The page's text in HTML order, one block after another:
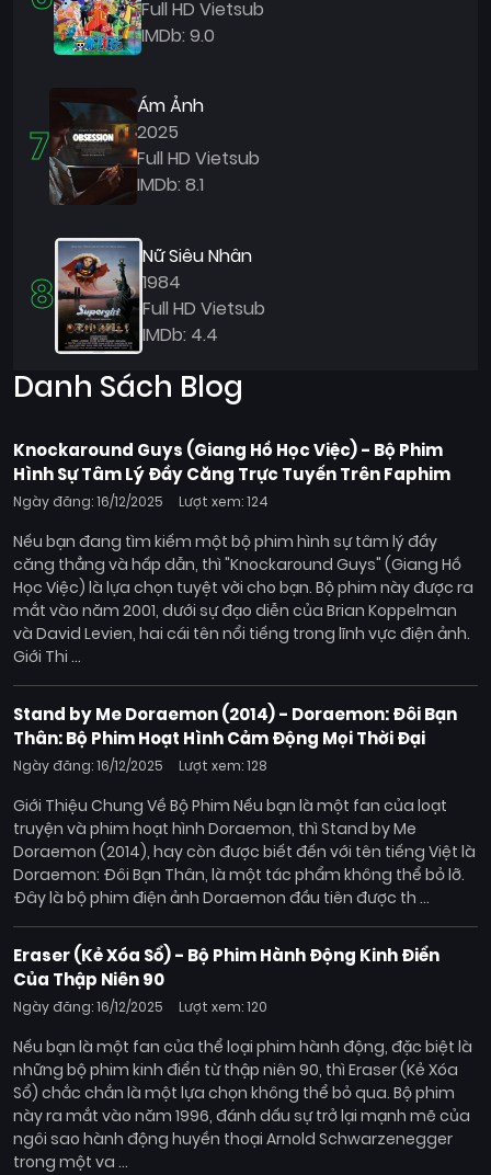
Full HD Vietsub
IMDb: 9.0
7
Ám Ảnh
2025
Full HD Vietsub
IMDb: 8.1
8
Nữ Siêu Nhân
1984
Full HD Vietsub
IMDb: 4.4
Danh Sách Blog
Knockaround Guys (Giang Hồ Học Việc) - Bộ Phim
Hình Sự Tâm Lý Đầy Căng Trực Tuyến Trên Faphim
Ngày đăng: 16/12/2025 Lượt xem: 124
Nếu bạn đang tìm kiếm một bộ phim hình sự tâm lý đầy
căng thẳng và hấp dẫn, thì "Knockaround Guys" (Giang Hồ
Học Việc) là lựa chọn tuyệt vời cho bạn. Bộ phim này được ra
mắt vào năm 2001, dưới sự đạo diễn của Brian Koppelman
và David Levien, hai cái tên nổi tiếng trong lĩnh vực điện ảnh.
Giới Thi ...
Stand by Me Doraemon (2014) - Doraemon: Đôi Bạn
Thân: Bộ Phim Hoạt Hình Cảm Động Mọi Thời Đại
Ngày đăng: 16/12/2025 Lượt xem: 128
Giới Thiệu Chung Về Bộ Phim Nếu bạn là một fan của loạt
truyện và phim hoạt hình Doraemon, thì Stand by Me
Doraemon (2014), hay còn được biết đến với tên tiếng Việt là
Doraemon: Đôi Bạn Thân, là một tác phẩm không thể bỏ lỡ.
Đây là bộ phim điện ảnh Doraemon đầu tiên được th ...
Eraser (Kẻ Xóa Sổ) - Bộ Phim Hành Động Kinh Điển
Của Thập Niên 90
Ngày đăng: 16/12/2025 Lượt xem: 120
Nếu bạn là một fan của thể loại phim hành động, đặc biệt là
những bộ phim kinh điển từ thập niên 90, thì Eraser (Kẻ Xóa
Sổ) chắc chắn là một lựa chọn không thể bỏ qua. Bộ phim
này ra mắt vào năm 1996, đánh dấu sự trở lại mạnh mẽ của
ngôi sao hành động huyền thoại Arnold Schwarzenegger
trong một va ...